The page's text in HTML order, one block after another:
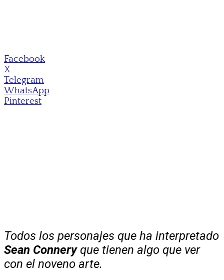
Facebook
X
Telegram
WhatsApp
Pinterest
Todos los personajes que ha interpretado
Sean Conneryque tienen algo que ver
con el noveno arte.